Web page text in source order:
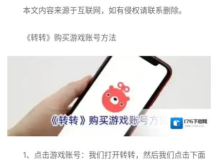
本文内容来源于互联网，如有侵权请联系删除。
《转转》购买游戏账号方法
1、点击游戏账号：我们打开转转，然后我们点击下面